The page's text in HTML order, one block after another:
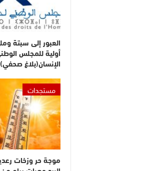
العبور إلى سبتة
أولية للمجلس
الإنسان(بلاغ صحفي)
مستجدات
موجة حر وزخات